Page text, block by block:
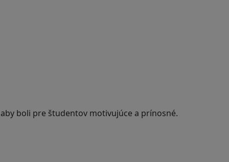
boli pre študentov motivujúce a prínosné.